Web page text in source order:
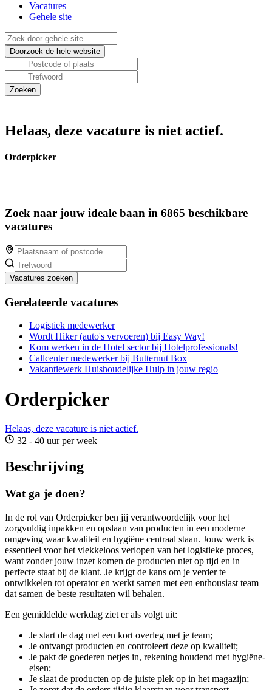
Vacatures
Gehele site
Helaas, deze vacature is niet actief.
Orderpicker
Zoek naar jouw ideale baan in 6865 beschikbare
vacatures
Vacatures zoeken
Gerelateerde vacatures
Logistiek medewerker
Wordt Hiker (auto's vervoeren) bij Easy Way!
Kom werken in de Hotel sector bij Hotelprofessionals!
Callcenter medewerker bij Butternut Box
Vakantiewerk Huishoudelijke Hulp in jouw regio
Orderpicker
Helaas, deze vacature is niet actief.
32 - 40 uur per week
Beschrijving
Wat ga je doen?
In de rol van Orderpicker ben jij verantwoordelijk voor het
zorgvuldig inpakken en opslaan van producten in een moderne
omgeving waar kwaliteit en hygiëne centraal staan. Jouw werk is
essentieel voor het vlekkeloos verlopen van het logistieke proces,
want zonder jouw inzet komen de producten niet op tijd en in
perfecte staat bij de klant. Je krijgt de kans om je verder te
ontwikkelen tot operator en werkt samen met een enthousiast team
dat samen de beste resultaten wil behalen.
Een gemiddelde werkdag ziet er als volgt uit:
Je start de dag met een kort overleg met je team;
Je ontvangt producten en controleert deze op kwaliteit;
Je pakt de goederen netjes in, rekening houdend met hygiëne-
eisen;
Je slaat de producten op de juiste plek op in het magazijn;